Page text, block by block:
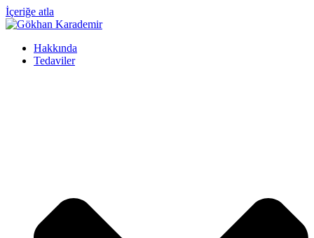
İçeriğe atla
Hakkında
Tedaviler